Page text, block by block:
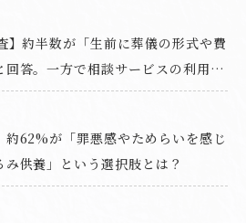
】約半数が「生前に葬儀の形式や費
答。一方で相談サービスの利用経
に
約62%が「罪悪感やためらいを感じ
供養」という選択肢とは？